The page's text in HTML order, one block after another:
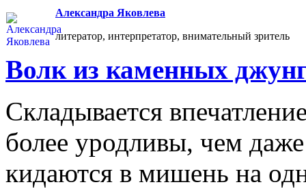
Александра Яковлева
литератор, интерпретатор, внимательный зритель
Волк из каменных
Складывается
более уродливы, чем
кидаются в мишень на